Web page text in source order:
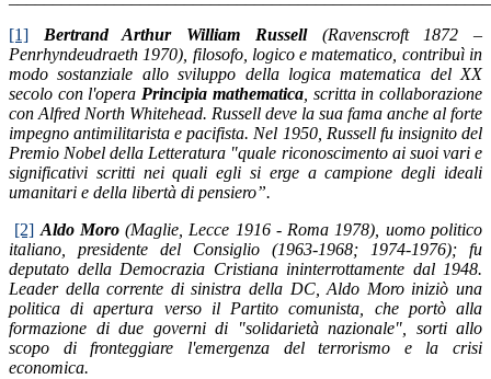
[1]
Bertrand Arthur William Russell(Ravenscroft 1872 –
Penrhyndeudraeth 1970), filosofo, logico e matematico, contribuì in
modo sostanziale allo sviluppo della logica matematica del XX
secolo con l'opera Principia mathematica, scritta in collaborazione
con Alfred North Whitehead. Russell deve la sua fama anche al forte
impegno antimilitarista e pacifista. Nel 1950, Russell fu insignito del
Premio Nobel della Letteratura "quale riconoscimento ai suoi vari e
significativi scritti nei quali egli si erge a campione degli ideali
umanitari e della libertà di pensiero”.
[2] Aldo Moro(Maglie, Lecce 1916 - Roma 1978), uomo politico
italiano, presidente del Consiglio (1963-1968; 1974-1976); fu
deputato della Democrazia Cristiana ininterrottamente dal 1948.
Leader della corrente di sinistra della DC, Aldo Moro iniziò una
politica di apertura verso il Partito comunista, che portò alla
formazione di due governi di "solidarietà nazionale", sorti allo
scopo di fronteggiare l'emergenza del terrorismo e la crisi
economica.